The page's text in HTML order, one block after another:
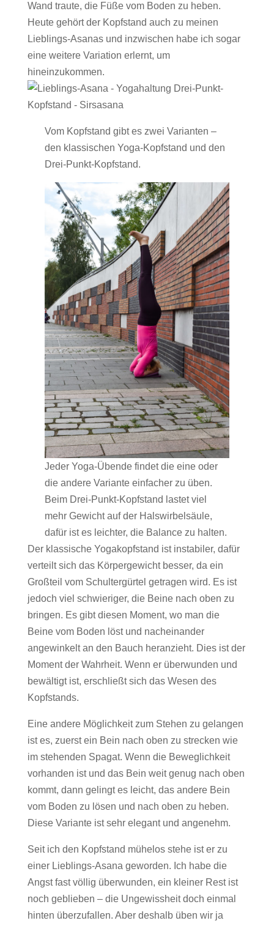
Wand traute, die Füße vom Boden zu heben.
Heute gehört der Kopfstand auch zu meinen
Lieblings-Asanas und inzwischen habe ich sogar
eine weitere Variation erlernt, um
hineinzukommen.
Vom Kopfstand gibt es zwei Varianten –
den klassischen Yoga-Kopfstand und den
Drei-Punkt-Kopfstand.
Jeder Yoga-Übende findet die eine oder
die andere Variante einfacher zu üben.
Beim Drei-Punkt-Kopfstand lastet viel
mehr Gewicht auf der Halswirbelsäule,
dafür ist es leichter, die Balance zu halten.
Der klassische Yogakopfstand ist instabiler, dafür
verteilt sich das Körpergewicht besser, da ein
Großteil vom Schultergürtel getragen wird. Es ist
jedoch viel schwieriger, die Beine nach oben zu
bringen. Es gibt diesen Moment, wo man die
Beine vom Boden löst und nacheinander
angewinkelt an den Bauch heranzieht. Dies ist der
Moment der Wahrheit. Wenn er überwunden und
bewältigt ist, erschließt sich das Wesen des
Kopfstands.
Eine andere Möglichkeit zum Stehen zu gelangen
ist es, zuerst ein Bein nach oben zu strecken wie
im stehenden Spagat. Wenn die Beweglichkeit
vorhanden ist und das Bein weit genug nach oben
kommt, dann gelingt es leicht, das andere Bein
vom Boden zu lösen und nach oben zu heben.
Diese Variante ist sehr elegant und angenehm.
Seit ich den Kopfstand mühelos stehe ist er zu
einer Lieblings-Asana geworden. Ich habe die
Angst fast völlig überwunden, ein kleiner Rest ist
noch geblieben – die Ungewissheit doch einmal
hinten überzufallen. Aber deshalb üben wir ja